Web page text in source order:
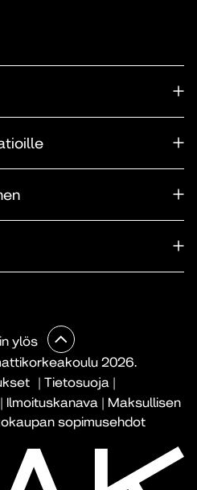
2026.
| Tietosuoja|
| Ilmoituskanava | Maksullisen
sopimusehdot
ylös